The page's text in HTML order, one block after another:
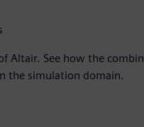
Altair. See how the
the simulation domain.